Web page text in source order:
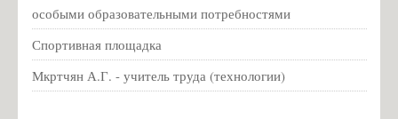
детских образовательных учреждений
Оператор курса «Россия – мои горизонты» отвечает на вопросы
родителей
особыми образовательными потребностями
Спортивная площадка
Мкртчян А.Г. - учитель труда (технологии)